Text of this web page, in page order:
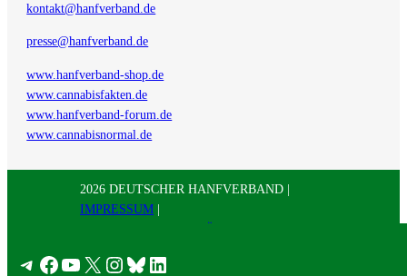
kontakt@hanfverband.de
presse@hanfverband.de
www.hanfverband-shop.de
www.cannabisfakten.de
www.hanfverband-forum.de
www.cannabisnormal.de
2026 DEUTSCHER HANFVERBAND |
IMPRESSUM |
Telegram
Facebook
YouTube
X Instagram
Bluesky
LinkedIn